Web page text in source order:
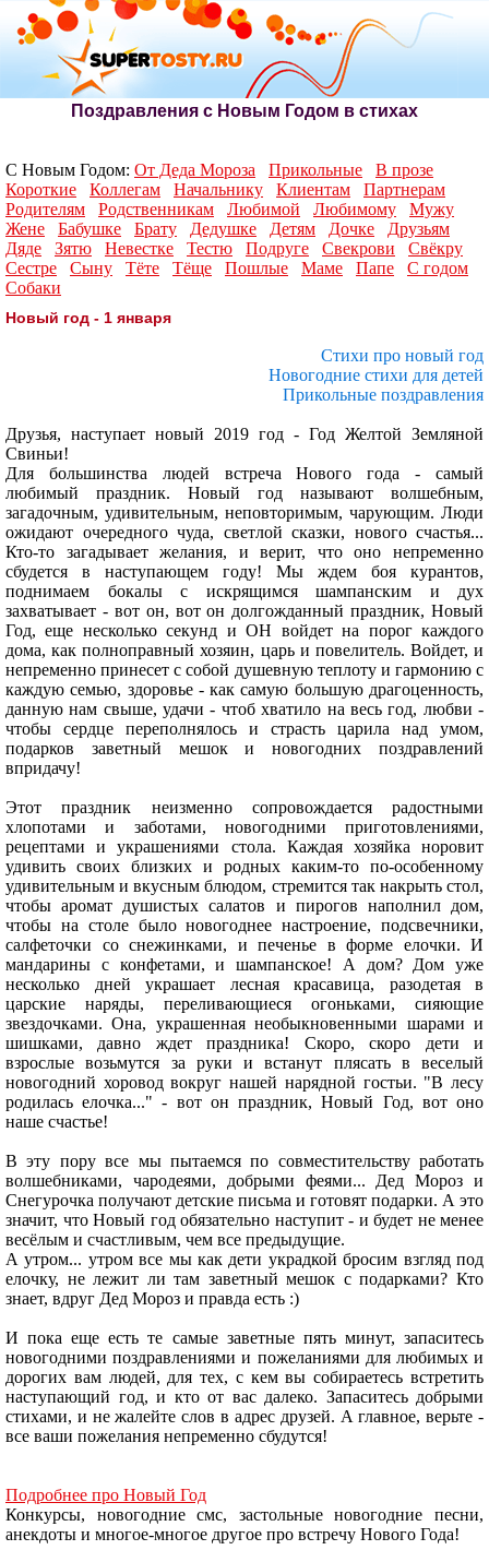
Поздравления с Новым Годом в стихах
С Новым Годом: От Деда Мороза Прикольные
В прозе
Короткие
Коллегам Начальнику Клиентам
Партнерам
Родителям
Родственникам Любимой Любимому
Мужу
Жене
Бабушке Брату Дедушке Детям Дочке
Друзьям
Дяде
Зятю Невестке Тестю Подруге Свекрови
Свёкру
Сестре
Сыну Тёте Тёще Пошлые Маме Папе
С годом
Собаки
Новый год - 1 января
Стихи про новый год
Новогодние стихи для детей
Прикольные поздравления
Друзья, наступает новый 2019 год - Год Желтой Земляной
Свиньи!
Для большинства людей встреча Нового года - самый
любимый праздник. Новый год называют волшебным,
загадочным, удивительным, неповторимым, чарующим. Люди
ожидают очередного чуда, светлой сказки, нового счастья...
Кто-то загадывает желания, и верит, что оно непременно
сбудется в наступающем году! Мы ждем боя курантов,
поднимаем бокалы с искрящимся шампанским и дух
захватывает - вот он, вот он долгожданный праздник, Новый
Год, еще несколько секунд и ОН войдет на порог каждого
дома, как полноправный хозяин, царь и повелитель. Войдет, и
непременно принесет с собой душевную теплоту и гармонию с
каждую семью, здоровье - как самую большую драгоценность,
данную нам свыше, удачи - чтоб хватило на весь год, любви -
чтобы сердце переполнялось и страсть царила над умом,
подарков заветный мешок и новогодних поздравлений
впридачу!
Этот праздник неизменно сопровождается радостными
хлопотами и заботами, новогодними приготовлениями,
рецептами и украшениями стола. Каждая хозяйка норовит
удивить своих близких и родных каким-то по-особенному
удивительным и вкусным блюдом, стремится так накрыть стол,
чтобы аромат душистых салатов и пирогов наполнил дом,
чтобы на столе было новогоднее настроение, подсвечники,
салфеточки со снежинками, и печенье в форме елочки. И
мандарины с конфетами, и шампанское! А дом? Дом уже
несколько дней украшает лесная красавица, разодетая в
царские наряды, переливающиеся огоньками, сияющие
звездочками. Она, украшенная необыкновенными шарами и
шишками, давно ждет праздника! Скоро, скоро дети и
взрослые возьмутся за руки и встанут плясать в веселый
новогодний хоровод вокруг нашей нарядной гостьи. "В лесу
родилась елочка..." - вот он праздник, Новый Год, вот оно
наше счастье!
В эту пору все мы пытаемся по совместительству работать
волшебниками, чародеями, добрыми феями... Дед Мороз и
Снегурочка получают детские письма и готовят подарки. А это
значит, что Новый год обязательно наступит - и будет не менее
весёлым и счастливым, чем все предыдущие.
А утром... утром все мы как дети украдкой бросим взгляд под
елочку, не лежит ли там заветный мешок с подарками? Кто
знает, вдруг Дед Мороз и правда есть :)
И пока еще есть те самые заветные пять минут, запаситесь
новогодними поздравлениями и пожеланиями для любимых и
дорогих вам людей, для тех, с кем вы собираетесь встретить
наступающий год, и кто от вас далеко. Запаситесь добрыми
стихами, и не жалейте слов в адрес друзей. А главное, верьте -
все ваши пожелания непременно сбудутся!
Подробнее про Новый Год
Конкурсы, новогодние смс, застольные новогодние песни,
анекдоты и многое-многое другое про встречу Нового Года!